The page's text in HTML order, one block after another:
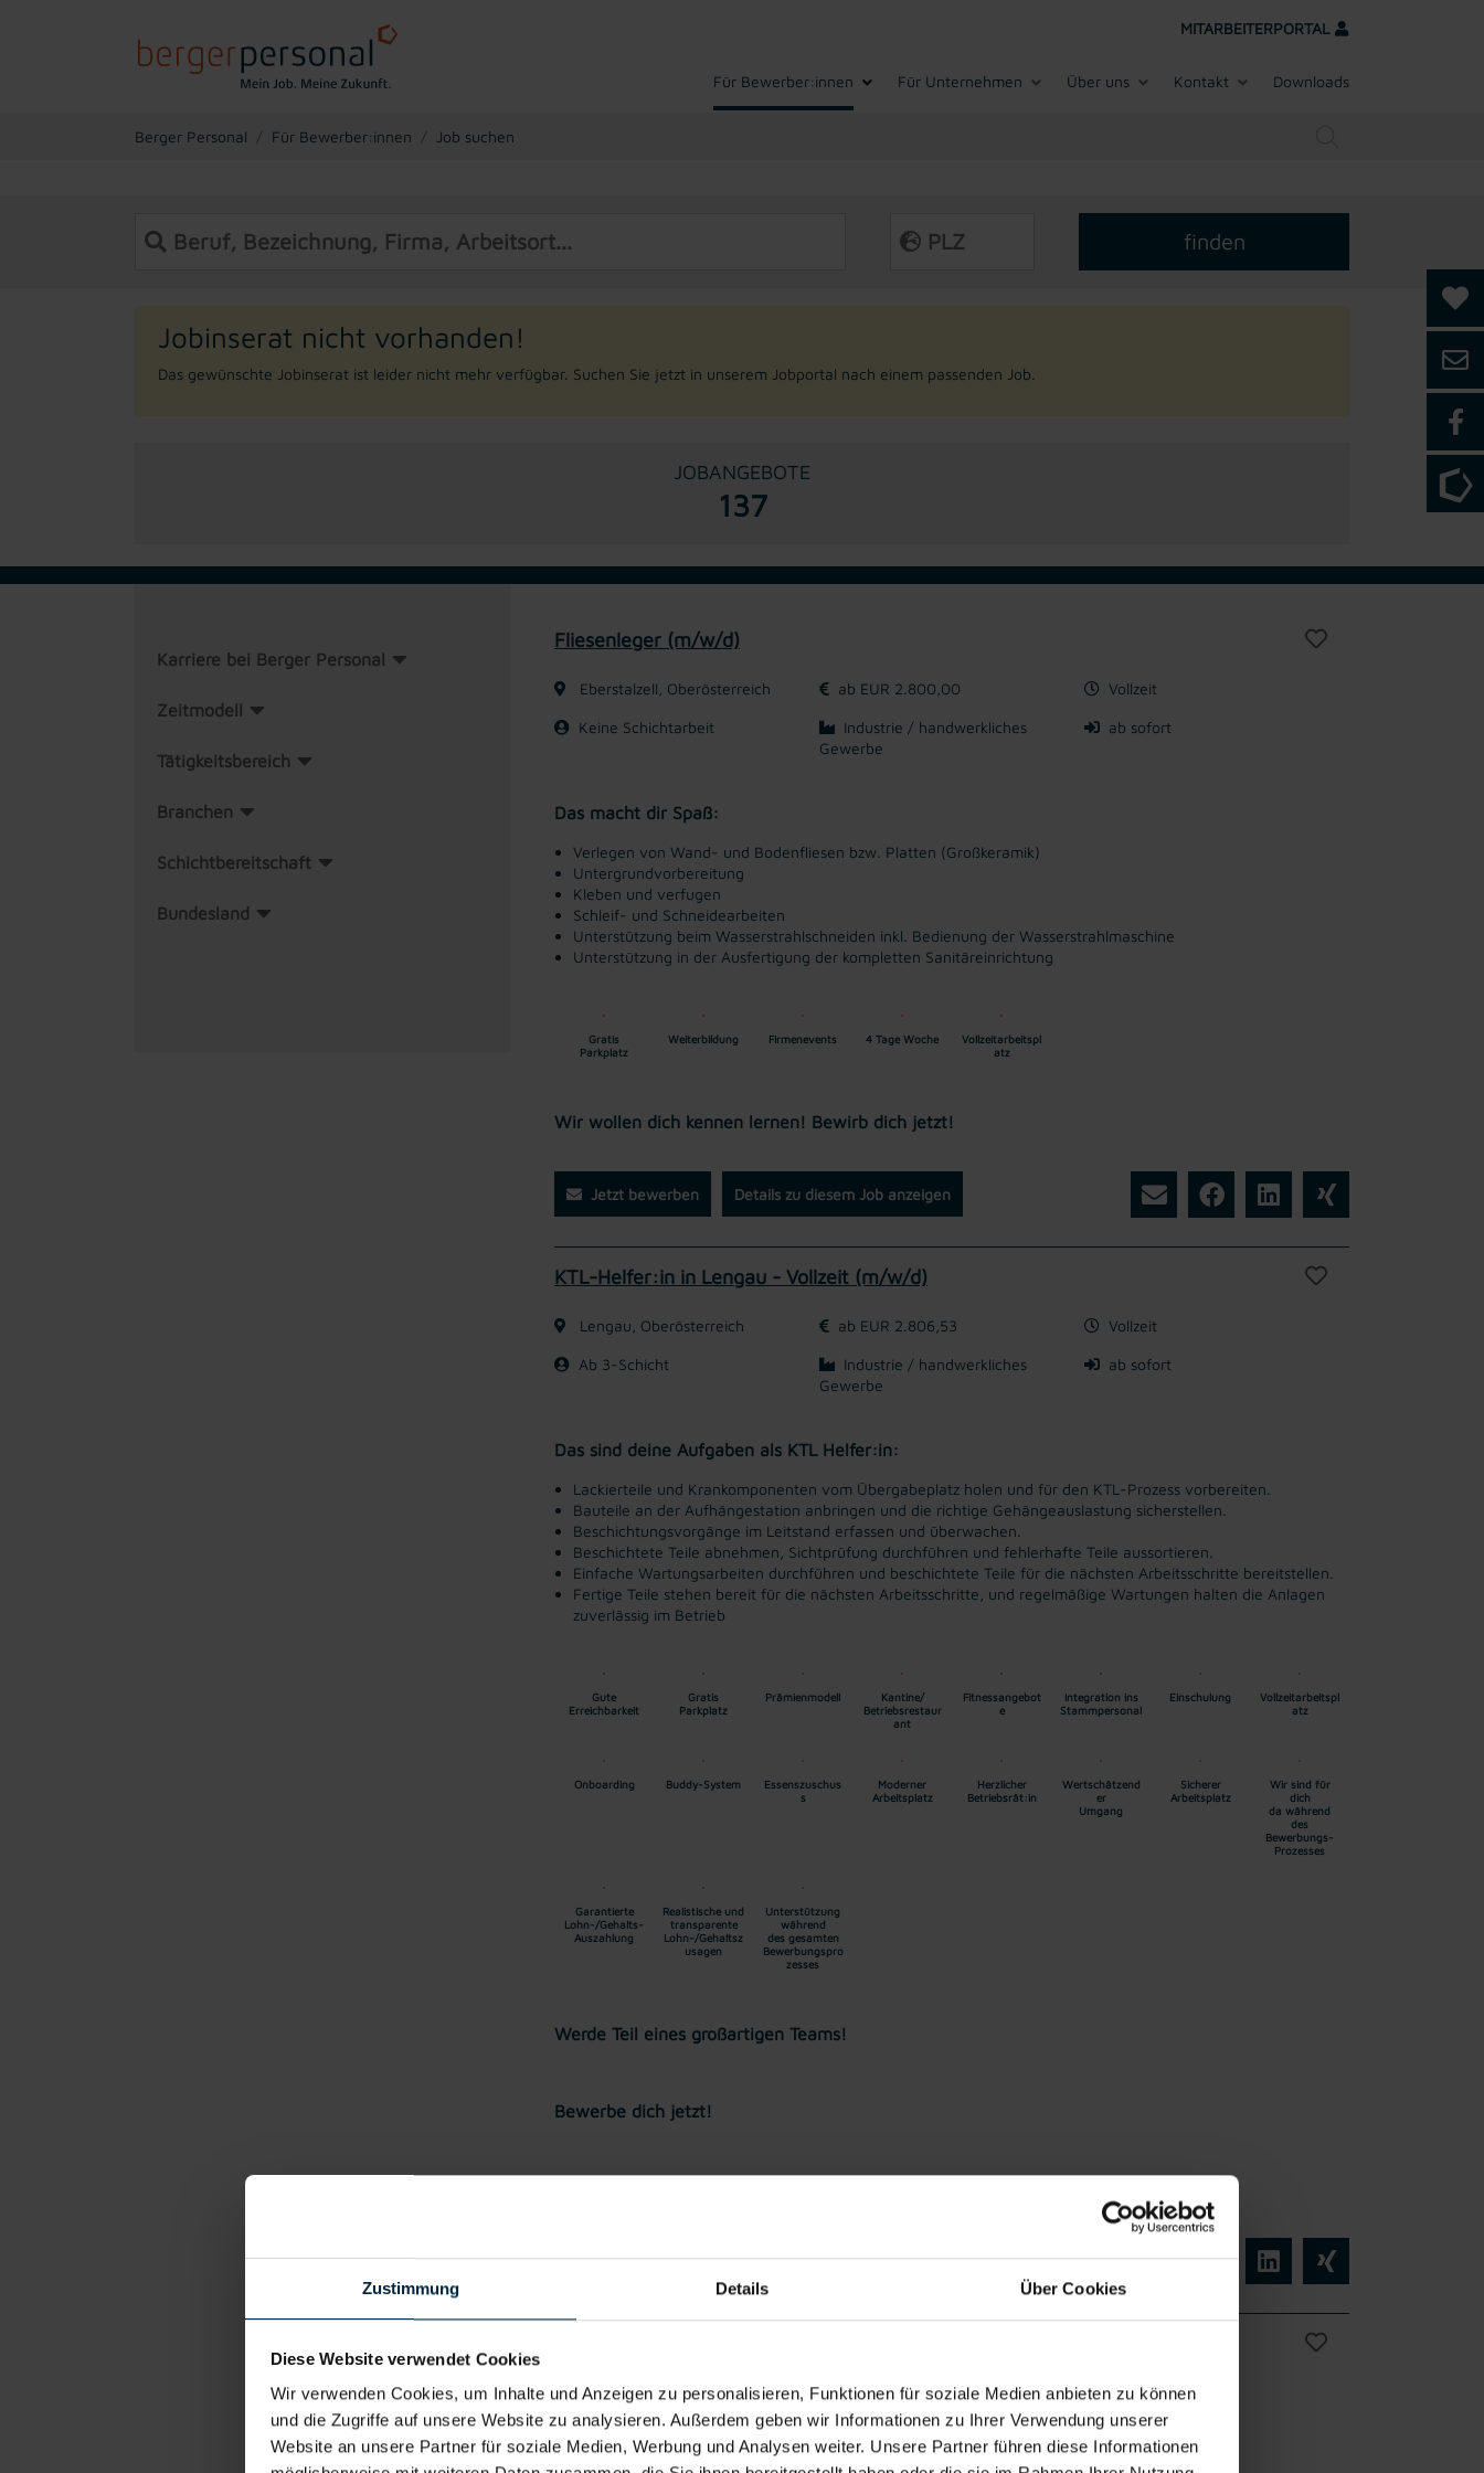
Zustimmung Details Über Cookies
Diese Website verwendet Cookies
Wir verwenden Cookies, um Inhalte und Anzeigen zu personalisieren, Funktionen für soziale Medien anbieten zu können
und die Zugriffe auf unsere Website zu analysieren. Außerdem geben wir Informationen zu Ihrer Verwendung unserer
Website an unsere Partner für soziale Medien, Werbung und Analysen weiter. Unsere Partner führen diese Informationen
MITARBEITERPORTAL
Für Bewerber:innen (current)Für Unternehmen Über uns Kontakt Downloads
Berger Personal Für Bewerber:innen Job suchen
Jobinserat nicht vorhanden!
Das gewünschte Jobinserat ist leider nicht mehr verfügbar. Suchen Sie jetzt in unserem Jobportal nach einem passenden Job.
JOBANGEBOTE
137
Karriere bei Berger Personal
Zeitmodell
Tätigkeitsbereich
Branchen
Schichtbereitschaft
Bundesland
Fliesenleger (m/w/d)
Eberstalzell, Oberösterreich ab EUR 2.800,00 Vollzeit
Keine Schichtarbeit
Industrie / handwerkliches
Gewerbe
ab sofort
Das macht dir Spaß:
Verlegen von Wand- und Bodenfliesen bzw. Platten (Großkeramik)
Untergrundvorbereitung
Kleben und verfugen
Schleif- und Schneidearbeiten
Unterstützung beim Wasserstrahlschneiden inkl. Bedienung der Wasserstrahlmaschine
Unterstützung in der Ausfertigung der kompletten Sanitäreinrichtung
Gratis
Parkplatz
Weiterbildung Firmenevents 4 Tage Woche
Vollzeitarbeitspl
atz
Wir wollen dich kennen lernen! Bewirb dich jetzt!
Jetzt bewerben Details zu diesem Job anzeigen
KTL-Helfer:in in Lengau - Vollzeit (m/w/d)
Lengau, Oberösterreich ab EUR 2.806,53 Vollzeit
Ab 3-Schicht
Industrie / handwerkliches
Gewerbe
ab sofort
Das sind deine Aufgaben als KTL Helfer:in:
Lackierteile und Krankomponenten vom Übergabeplatz holen und für den KTL-Prozess vorbereiten.
Bauteile an der Aufhängestation anbringen und die richtige Gehängeauslastung sicherstellen.
Beschichtungsvorgänge im Leitstand erfassen und überwachen.
Beschichtete Teile abnehmen, Sichtprüfung durchführen und fehlerhafte Teile aussortieren.
Einfache Wartungsarbeiten durchführen und beschichtete Teile für die nächsten Arbeitsschritte bereitstellen.
Fertige Teile stehen bereit für die nächsten Arbeitsschritte, und regelmäßige Wartungen halten die Anlagen
zuverlässig im Betrieb
Gute
Erreichbarkeit
Gratis
Parkplatz
Prämienmodell
Kantine/
Betriebsrestaur
ant
Fitnessangebot
e
Integration ins
Stammpersonal
Einschulung
Vollzeitarbeitspl
atz
Onboarding Buddy-System
Essenszuschus
s
Moderner
Arbeitsplatz
Herzlicher
Betriebsrät:in
Wertschätzend
er
Umgang
Sicherer
Arbeitsplatz
Wir sind für
dich
da während
des
Bewerbungs-
Prozesses
Garantierte
Lohn-/Gehalts-
Auszahlung
Realistische und
transparente
Lohn-/Gehaltsz
usagen
Unterstützung
während
des gesamten
Bewerbungspro
zesses
Werde Teil eines großartigen Teams!
Bewerbe dich jetzt!
Jetzt bewerben Details zu diesem Job anzeigen
Lengau, Oberösterreich ab EUR 3.095,28 Vollzeit
Ab 3-Schicht
Industrie / handwerkliches
Gewerbe
ab sofort